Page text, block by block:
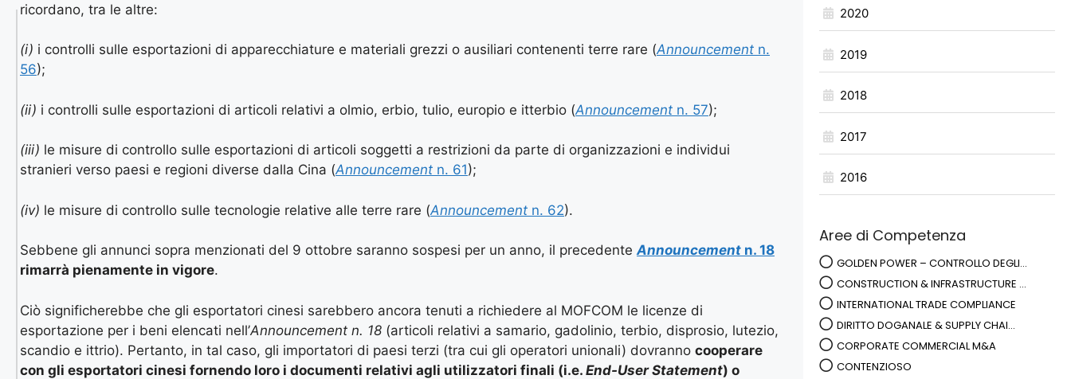
ricordano, tra le altre:
(i) i controlli sulle esportazioni di apparecchiature e materiali grezzi o ausiliari contenenti terre rare (Announcement n.
56);
(ii) i controlli sulle esportazioni di articoli relativi a olmio, erbio, tulio, europio e itterbio (Announcement n. 57);
(iii) le misure di controllo sulle esportazioni di articoli soggetti a restrizioni da parte di organizzazioni e individui
stranieri verso paesi e regioni diverse dalla Cina (Announcement n. 61);
(iv) le misure di controllo sulle tecnologie relative alle terre rare (Announcement n. 62).
Sebbene gli annunci sopra menzionati del 9 ottobre saranno sospesi per un anno, il precedenteAnnouncement n. 18
rimarrà pienamente in vigore.
Ciò significherebbe che gli esportatori cinesi sarebbero ancora tenuti a richiedere al MOFCOM le licenze di
esportazione per i beni elencati nell’Announcement n. 18 (articoli relativi a samario, gadolinio, terbio, disprosio, lutezio,
scandio e ittrio). Pertanto, in tal caso, gli importatori di paesi terzi (tra cui gli operatori unionali) dovranno cooperare
con gli esportatori cinesi fornendo loro i documenti relativi agli utilizzatori finali (i.e. End-User Statement) o
2020
2019
2018
2017
2016
Aree di Competenza
GOLDEN POWER – CONTROLLO DEGLI...
CONSTRUCTION & INFRASTRUCTURE ...
INTERNATIONAL TRADE COMPLIANCE
DIRITTO DOGANALE & SUPPLY CHAI...
CORPORATE COMMERCIAL M&A
CONTENZIOSO